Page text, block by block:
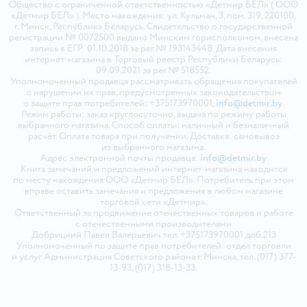
Общество с ограниченной ответственностью «Детмир БЕЛ» ( ООО
«Детмир БЕЛ» ). Место нахождения: ул. Кульман, 3, пом. 319, 220100,
г. Минск, Республика Беларусь. Свидетельство о государственной
регистрации № 0072500 выдано Минским горисполкомом, внесена
запись в ЕГР 01.10.2018 за рег.№ 193143448. Дата внесения
интернет-магазина в Торговый реестр Республики Беларусь:
09.09.2021 за рег.№ 518552.
Уполномоченный продавца рассматривать обращения покупателей
о нарушении их прав, предусмотренных законодательством
о защите прав потребителей: +375173970001, info@detmir.by.
Режим работы: заказ круглосуточно, выдача по режиму работы
выбранного магазина. Способ оплаты: наличный и безналичный
расчёт. Оплата товара при получении. Доставка: самовывоз
из выбранного магазина.
Адрес электронной почты продавца: info@detmir.by
Книга замечаний и предложений интернет-магазина находится
по месту нахождения ООО «Детмир БЕЛ». Потребитель при этом
вправе оставить замечания и предложения в любом магазине
торговой сети «Детмир».
Ответственный за продвижение отечественных товаров и работе
с отечественными производителями
Добрицкий Павел Валерьевич тел. +375173970001 доб.213
Уполномоченный по защите прав потребителей: отдел торговли
и услуг Администрация Советского района г. Минска, тел. (017) 377-
13-93, (017) 318-13-33.